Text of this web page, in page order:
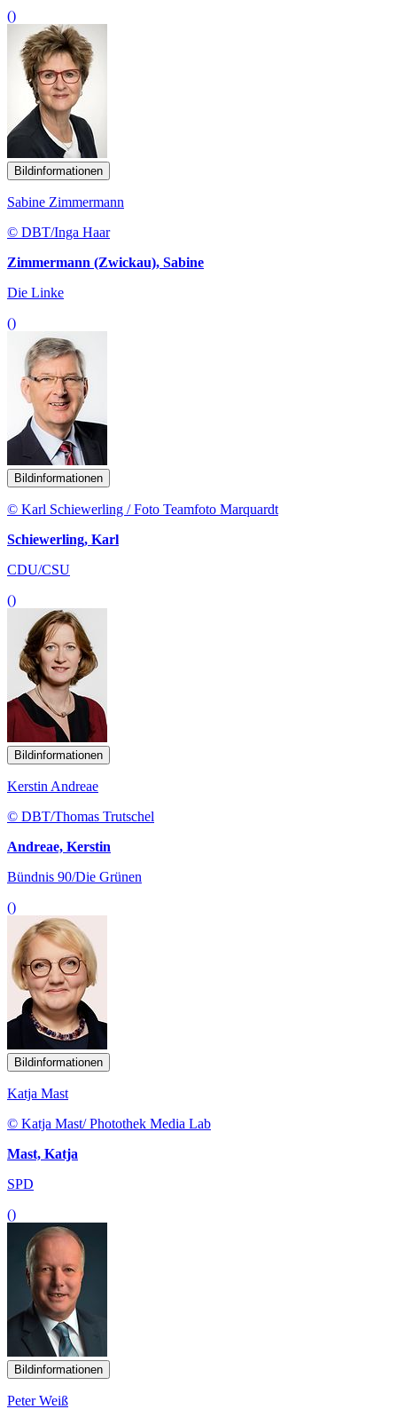
()
Bildinformationen
Sabine Zimmermann
© DBT/Inga Haar
Zimmermann (Zwickau), Sabine
Die Linke
()
Bildinformationen
© Karl Schiewerling / Foto Teamfoto Marquardt
Schiewerling, Karl
CDU/CSU
()
Bildinformationen
Kerstin Andreae
© DBT/Thomas Trutschel
Andreae, Kerstin
Bündnis 90/Die Grünen
()
Bildinformationen
Katja Mast
© Katja Mast/ Photothek Media Lab
Mast, Katja
SPD
()
Bildinformationen
Peter Weiß